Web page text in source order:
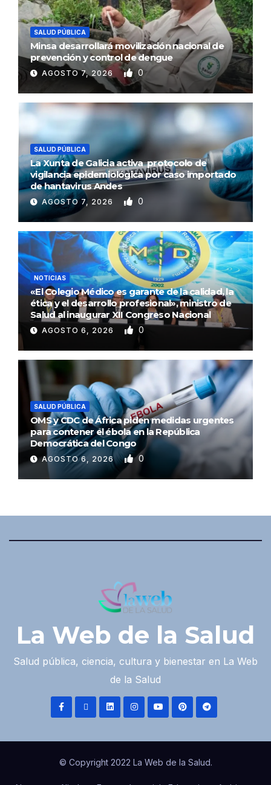
SALUD PÚBLICA
Minsa desarrollará movilización nacional de
prevención y control de dengue
AGOSTO 7, 2026 0
SALUD PÚBLICA
La Xunta de Galicia activa protocolo de
vigilancia epidemiológica por caso importado
de hantavirus Andes
AGOSTO 7, 2026 0
NOTICIAS
«El Colegio Médico es garante de la calidad, la
ética y el desarrollo profesional», ministro de
Salud al inaugurar XII Congreso Nacional
AGOSTO 6, 2026 0
SALUD PÚBLICA
OMS y CDC de África piden medidas urgentes
para contener el ébola en la República
Democrática del Congo
AGOSTO 6, 2026 0
La Web de la Salud
Salud pública, ciencia, cultura y bienestar en La Web
de la Salud
© Copyright 2022 La Web de la Salud.